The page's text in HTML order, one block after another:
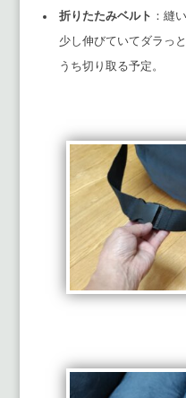
折りたたみベルト ：縫
少し伸びていてダラっ
うち切り取る予定。